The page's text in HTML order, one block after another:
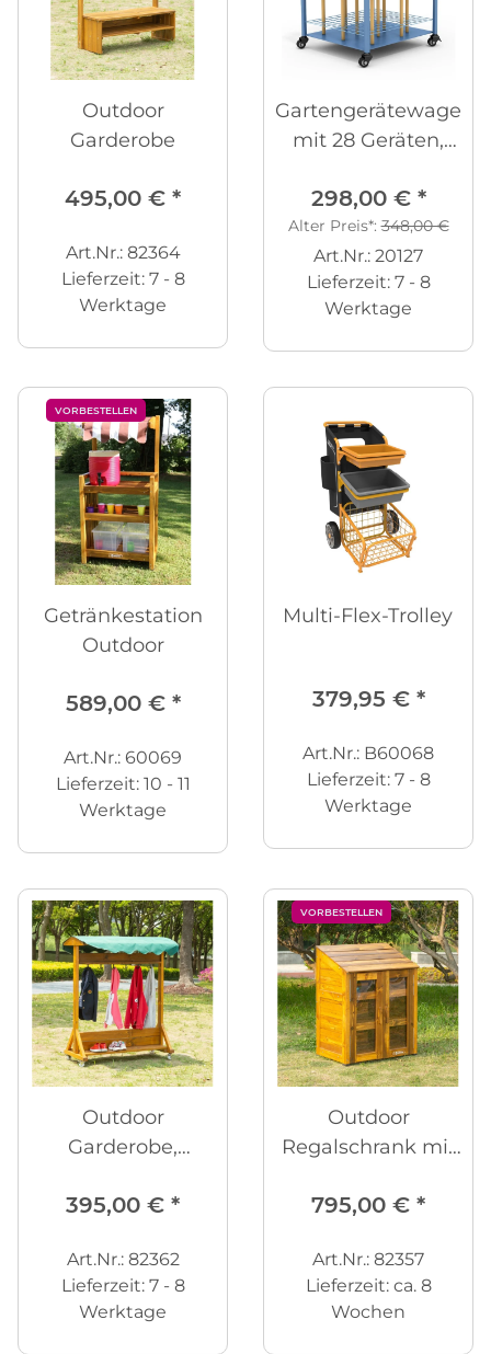
Outdoor
Garderobe
495,00 € *
Art.Nr.: 82364
Lieferzeit: 7 - 8
Werktage
Gartengerätewagen
mit 28 Geräten,
298,00 € *
Alter Preis*:348,00 €
Art.Nr.: 20127
Lieferzeit: 7 - 8
Werktage
VORBESTELLEN
Getränkestation
Outdoor
589,00 € *
Art.Nr.: 60069
Lieferzeit: 10 - 11
Werktage
Multi-Flex-Trolley
379,95 € *
Art.Nr.: B60068
Lieferzeit: 7 - 8
Werktage
Outdoor
Garderobe,
395,00 € *
Art.Nr.: 82362
Lieferzeit: 7 - 8
Werktage
VORBESTELLEN
Outdoor
Regalschrank mit
795,00 € *
Art.Nr.: 82357
Lieferzeit: ca. 8
Wochen